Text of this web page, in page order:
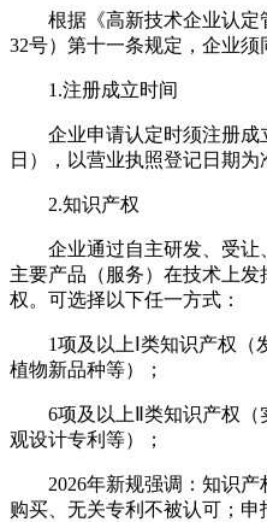
根据《高新技术企业认定管
32号）第十一条规定，企业须
1.注册成立时间
企业申请认定时须注册成
日），以营业执照登记日期为
2.知识产权
企业通过自主研发、受让
主要产品（服务）在技术上
权。可选择以下任一方式：
1项及以上Ⅰ类知识产权（
植物新品种等）；
6项及以上Ⅱ类知识产权（
观设计专利等）；
2026年新规强调：知识产
购买、无关专利不被认可；